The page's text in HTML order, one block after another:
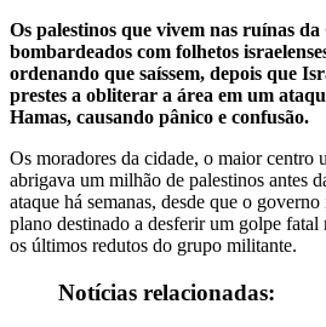
Os palestinos que vivem nas ruínas
bombardeados com folhetos
ordenando que saíssem, depois que
prestes a obliterar a área em um
Hamas, causando pânico e confusão.
Os moradores da cidade, o maior centro
abrigava um milhão de palestinos antes
ataque há semanas, desde que o
plano destinado a desferir um golpe
os últimos redutos do grupo militante.
Notícias relacionadas: